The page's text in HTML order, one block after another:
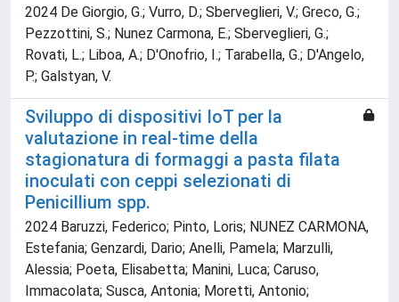
2024 De Giorgio, G.; Vurro, D.; Sberveglieri, V.; Greco, G.;
Pezzottini, S.; Nunez Carmona, E.; Sberveglieri, G.;
Rovati, L.; Liboa, A.; D'Onofrio, I.; Tarabella, G.; D'Angelo,
P.; Galstyan, V.
Sviluppo di dispositivi IoT per la
valutazione in real-time della
stagionatura di formaggi a pasta filata
inoculati con ceppi selezionati di
Penicillium spp.
2024 Baruzzi, Federico; Pinto, Loris; NUNEZ CARMONA,
Estefania; Genzardi, Dario; Anelli, Pamela; Marzulli,
Alessia; Poeta, Elisabetta; Manini, Luca; Caruso,
Immacolata; Susca, Antonia; Moretti, Antonio;